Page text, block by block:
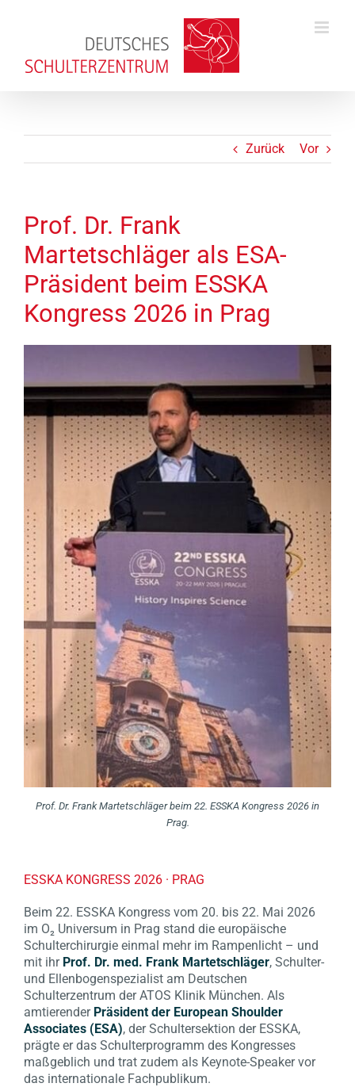
Zurück Vor
Prof. Dr. Frank
Martetschläger als ESA-
Präsident beim ESSKA
Kongress 2026 in Prag
Prof. Dr. Frank Martetschläger beim 22. ESSKA Kongress 2026 in
Prag.
ESSKA KONGRESS 2026 · PRAG
Beim 22. ESSKA Kongress vom 20. bis 22. Mai 2026
im O₂ Universum in Prag stand die europäische
Schulterchirurgie einmal mehr im Rampenlicht – und
mit ihr Prof. Dr. med. Frank Martetschläger, Schulter-
und Ellenbogenspezialist am Deutschen
Schulterzentrum der ATOS Klinik München. Als
amtierender Präsident der European Shoulder
Associates (ESA), der Schultersektion der ESSKA,
prägte er das Schulterprogramm des Kongresses
maßgeblich und trat zudem als Keynote-Speaker vor
das internationale Fachpublikum.